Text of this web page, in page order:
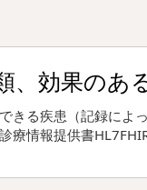
、効果のあ
きる疾患（記録に
療情報提供書